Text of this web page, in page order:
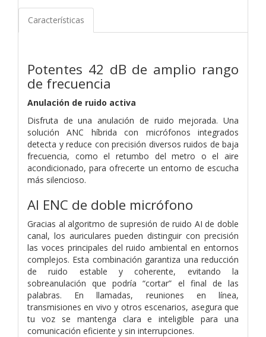
Características
Potentes 42 dB de amplio rango
de frecuencia
Anulación de ruido activa
Disfruta de una anulación de ruido mejorada. Una
solución ANC híbrida con micrófonos integrados
detecta y reduce con precisión diversos ruidos de baja
frecuencia, como el retumbo del metro o el aire
acondicionado, para ofrecerte un entorno de escucha
más silencioso.
AI ENC de doble micrófono
Gracias al algoritmo de supresión de ruido AI de doble
canal, los auriculares pueden distinguir con precisión
las voces principales del ruido ambiental en entornos
complejos. Esta combinación garantiza una reducción
de ruido estable y coherente, evitando la
sobreanulación que podría “cortar” el final de las
palabras. En llamadas, reuniones en línea,
transmisiones en vivo y otros escenarios, asegura que
tu voz se mantenga clara e inteligible para una
comunicación eficiente y sin interrupciones.